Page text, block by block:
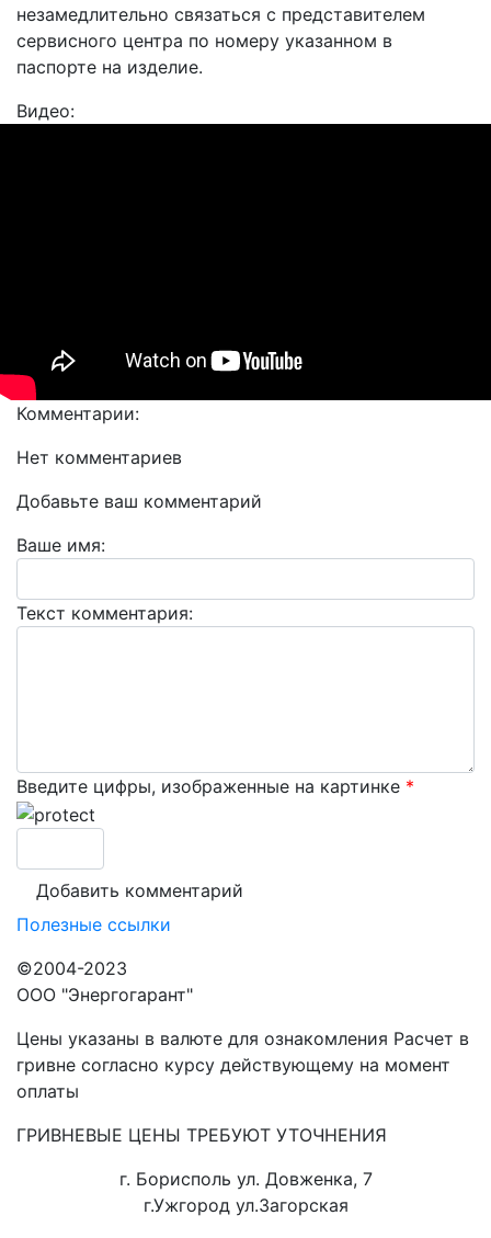
незамедлительно связаться с представителем
сервисного центра по номеру указанном в
паспорте на изделие.
Видео:
Комментарии:
Нет комментариев
Добавьте ваш комментарий
Ваше имя:
Текст комментария:
Введите цифры, изображенные на картинке *
Полезные ссылки
©2004-2023
ООО "Энергогарант"
Цены указаны в валюте для ознакомления Расчет в
гривне согласно курсу действующему на момент
оплаты
ГРИВНЕВЫЕ ЦЕНЫ ТРЕБУЮТ УТОЧНЕНИЯ
г. Борисполь ул. Довженка, 7
г.Ужгород ул.Загорская